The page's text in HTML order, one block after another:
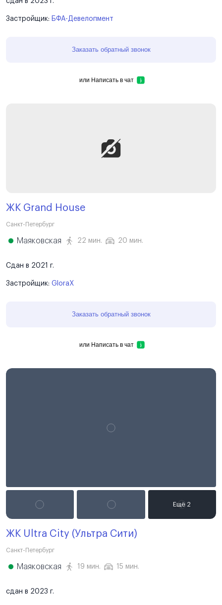
Застройщик: БФА-Девелопмент
Заказать обратный звонок
или Написать в чат
ЖК Grand House
Санкт-Петербург
Маяковская 22 мин. 20 мин.
Сдан в 2021 г.
Застройщик: GloraX
Заказать обратный звонок
или Написать в чат
ЖК Ultra City (Ультра Сити)
Санкт-Петербург
Маяковская 19 мин. 15 мин.
сдан в 2023 г.